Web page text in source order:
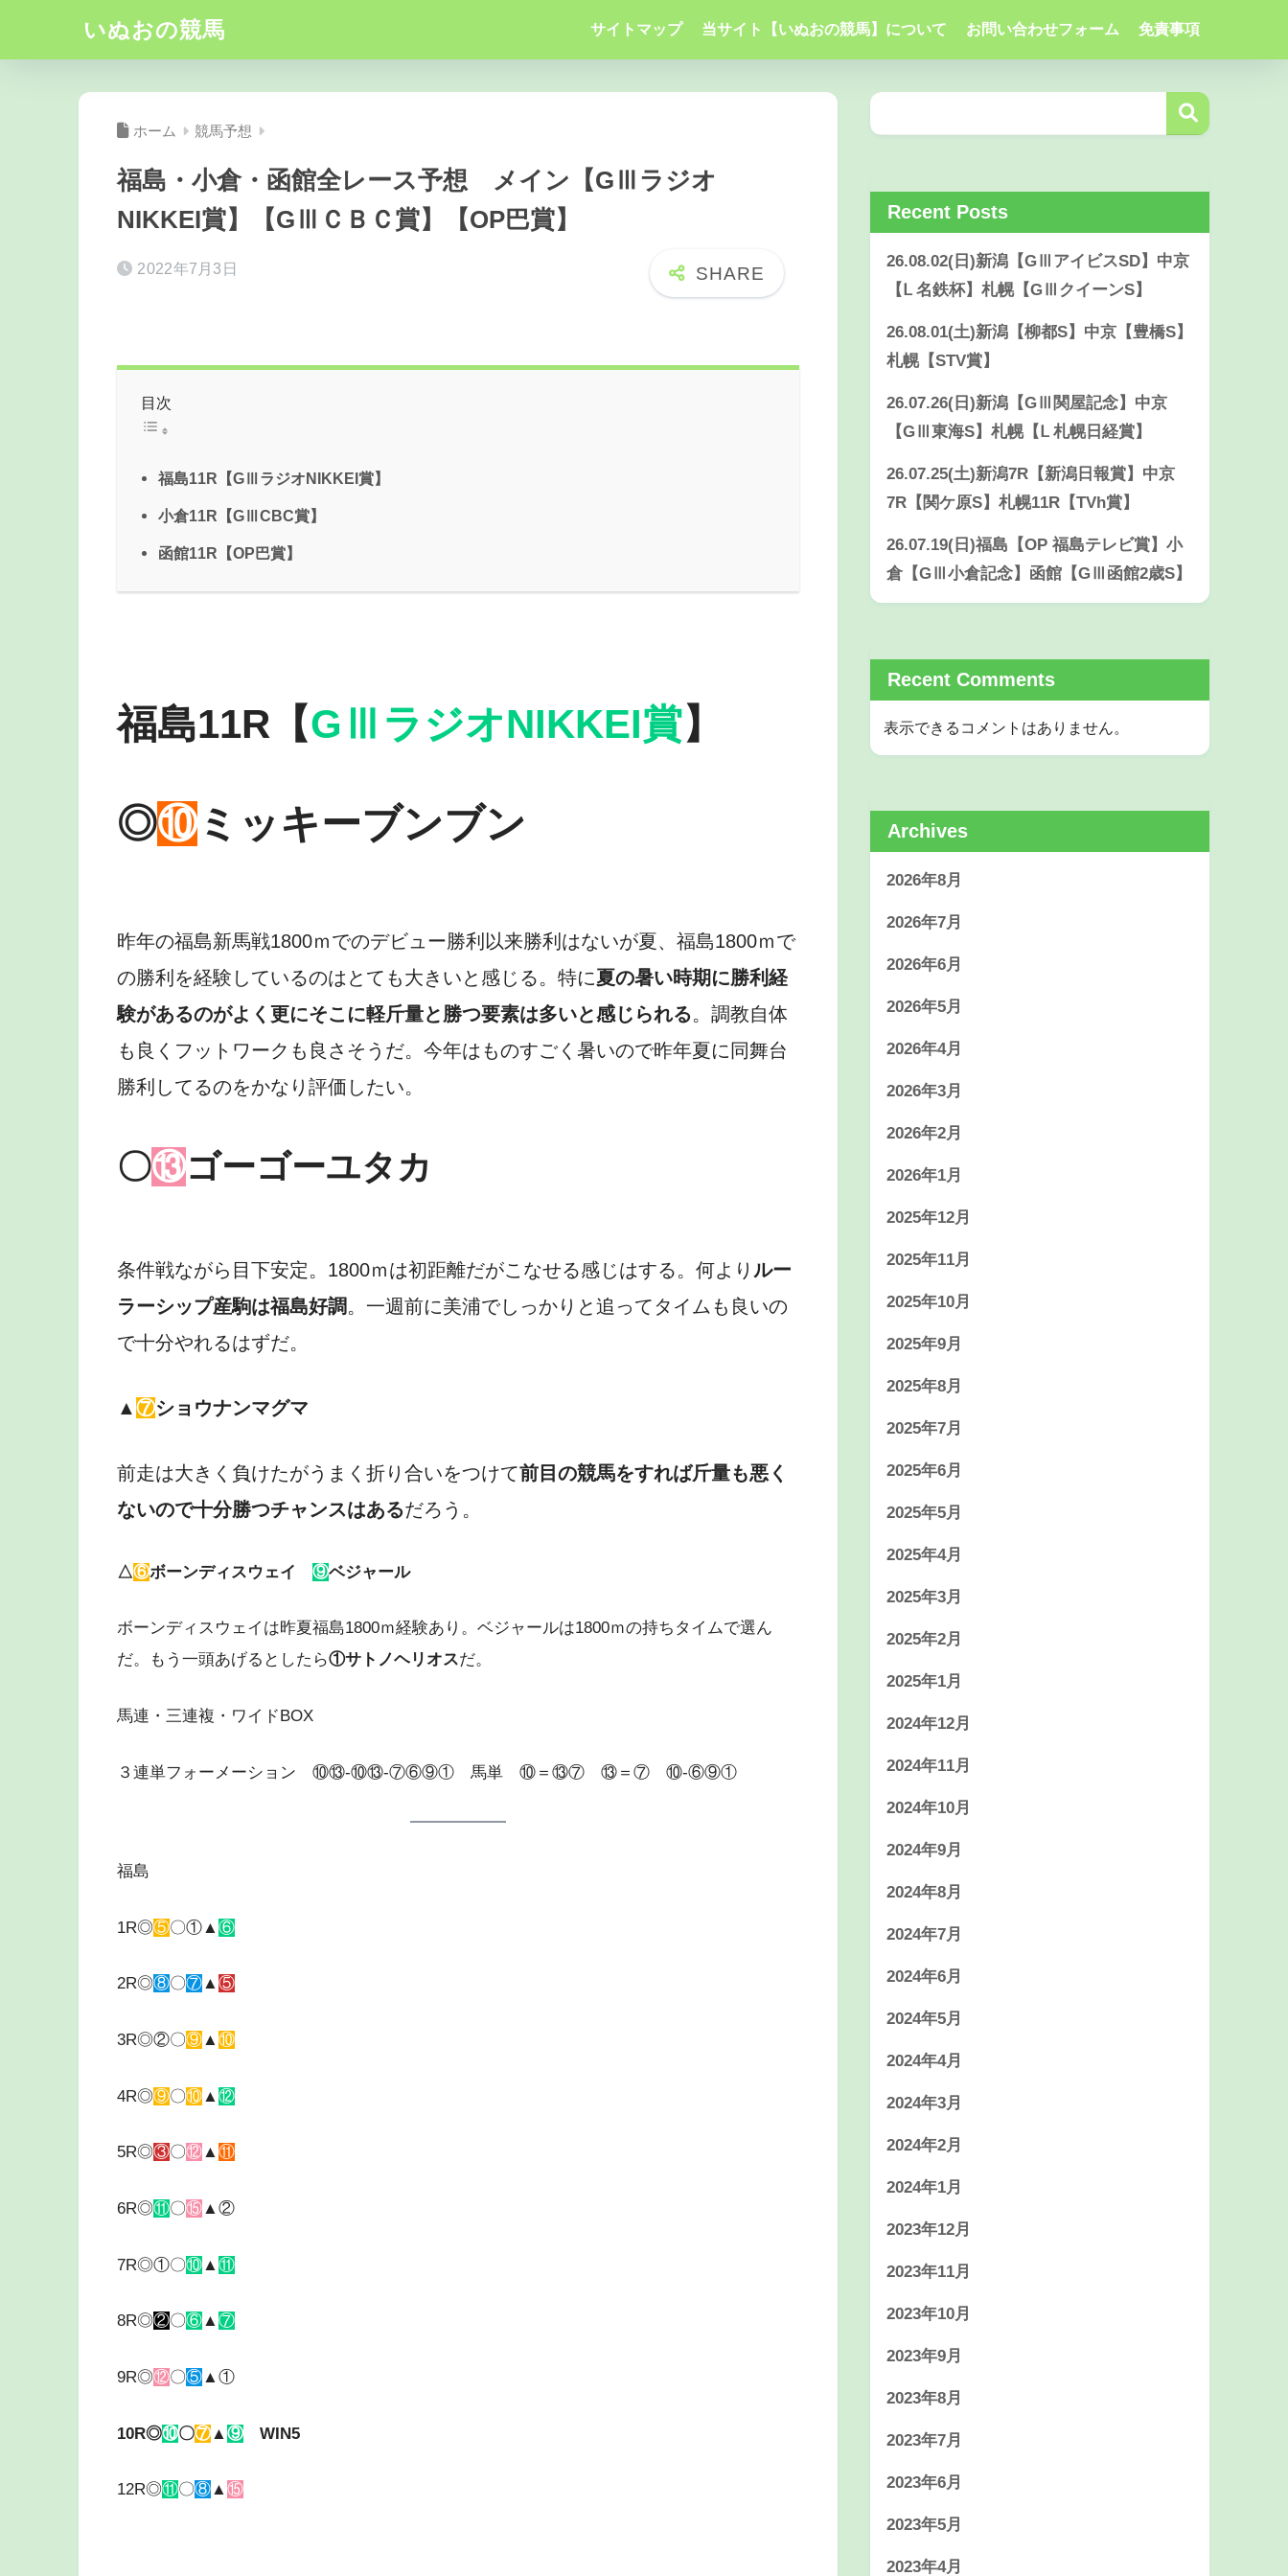
いぬおの競馬 サイトマップ 当サイト【いぬおの競馬】について お問い合わせフォーム 免責事項
ホーム 競馬予想
福島・小倉・函館全レース予想 メイン【GⅢラジオ
NIKKEI賞】【GⅢＣＢＣ賞】【OP巴賞】
2022年7月3日
目次
福島11R【GⅢラジオNIKKEI賞】
小倉11R【GⅢCBC賞】
函館11R【OP巴賞】
福島11R【GⅢラジオNIKKEI賞】
◎⑩ミッキーブンブン
昨年の福島新馬戦1800ｍでのデビュー勝利以来勝利はないが夏、福島1800ｍで
の勝利を経験しているのはとても大きいと感じる。特に夏の暑い時期に勝利経
験があるのがよく更にそこに軽斤量と勝つ要素は多いと感じられる。調教自体
も良くフットワークも良さそうだ。今年はものすごく暑いので昨年夏に同舞台
勝利してるのをかなり評価したい。
〇⑬ゴーゴーユタカ
条件戦ながら目下安定。1800ｍは初距離だがこなせる感じはする。何より ルー
ラーシップ産駒は福島好調。一週前に美浦でしっかりと追ってタイムも良いの
で十分やれるはずだ。
▲ ⑦ショウナンマグマ
前走は大きく負けたがうまく折り合いをつけて前目の競馬をすれば斤量も悪く
ないので十分勝つチャンスはあるだろう。
△⑥ボーンディスウェイ ⑨ベジャール
ボーンディスウェイは昨夏福島1800ｍ経験あり。ベジャールは1800ｍの持ちタイムで選ん
だ。もう一頭あげるとしたら①サトノヘリオスだ。
馬連・三連複・ワイドBOX
３連単フォーメーション ⑩⑬-⑩⑬-⑦⑥⑨① 馬単 ⑩＝⑬⑦ ⑬＝⑦ ⑩-⑥⑨①
福島
1R◎⑤〇①▲ ⑥
2R◎⑧〇⑦▲⑤
3R◎②〇⑨▲⑩
4R◎⑨〇⑩ ▲ ⑫
5R◎③〇⑫▲⑪
6R◎⑪〇⑮▲②
7R◎①〇⑩ ▲ ⑪
8R◎②〇⑥▲⑦
9R◎⑫〇⑤▲①
10R◎⑩〇⑦ ▲ ⑨ WIN5
12R◎⑪〇⑧▲⑮
Recent Posts
26.08.02(日)新潟【GⅢアイビスSD】中京
【Ⅼ 名鉄杯】札幌【GⅢクイーンS】
26.08.01(土)新潟【柳都S】中京【豊橋S】
札幌【STV賞】
26.07.26(日)新潟【GⅢ関屋記念】中京
【GⅢ東海S】札幌【Ⅼ 札幌日経賞】
26.07.25(土)新潟7R【新潟日報賞】中京
7R【関ケ原S】札幌11R【TVh賞】
26.07.19(日)福島【OP 福島テレビ賞】小
倉【GⅢ小倉記念】函館【GⅢ函館2歳S】
Recent Comments
表示できるコメントはありません。
Archives
2026年8月
2026年7月
2026年6月
2026年5月
2026年4月
2026年3月
2026年2月
2026年1月
2025年12月
2025年11月
2025年10月
2025年9月
2025年8月
2025年7月
2025年6月
2025年5月
2025年4月
2025年3月
2025年2月
2025年1月
2024年12月
2024年11月
2024年10月
2024年9月
2024年8月
2024年7月
2024年6月
2024年5月
2024年4月
2024年3月
2024年2月
2024年1月
2023年12月
2023年11月
2023年10月
2023年9月
2023年8月
2023年7月
2023年6月
2023年5月
2023年4月